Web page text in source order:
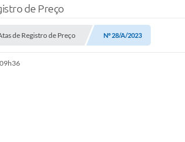
de Preço
de Registro de Preço Nº 28/A/2023